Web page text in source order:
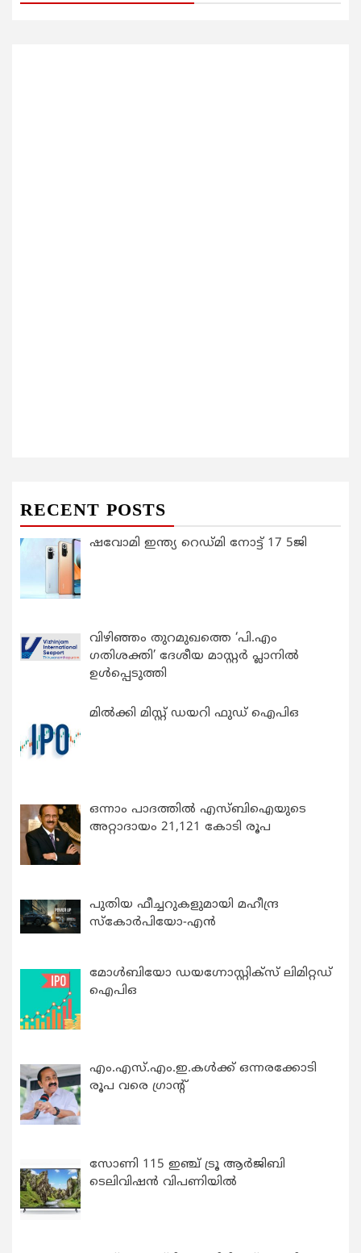
RECENT POSTS
ഷവോമി ഇന്ത്യ റെഡ്മി നോട്ട് 17 5ജി
വിഴിഞ്ഞം തുറമുഖത്തെ ‘പി.എം
ഗതിശക്തി’ ദേശീയ മാസ്റ്റർ പ്ലാനിൽ
ഉൾപ്പെടുത്തി
മിൽക്കി മിസ്റ്റ് ഡയറി ഫുഡ് ഐപിഒ
ഒന്നാം പാദത്തിൽ എസ്ബിഐയുടെ
അറ്റാദായം 21,121 കോടി രൂപ
പുതിയ ഫീച്ചറുകളുമായി മഹീന്ദ്ര
സ്കോർപിയോ-എൻ
മോൾബിയോ ഡയഗ്നോസ്റ്റിക്സ് ലിമിറ്റഡ്
ഐപിഒ
എം.എസ്.എം.ഇ.കൾക്ക് ഒന്നരക്കോടി
രൂപ വരെ ഗ്രാന്റ്
സോണി 115 ഇഞ്ച് ട്രൂ ആർജിബി
ടെലിവിഷൻ വിപണിയിൽ